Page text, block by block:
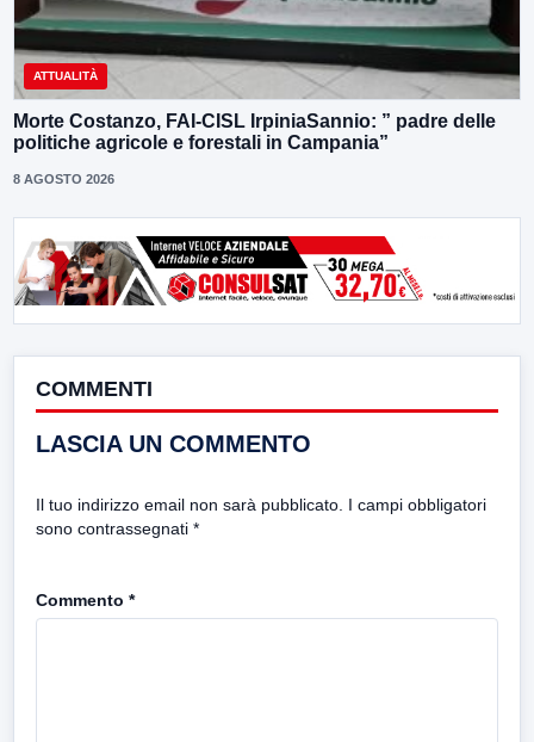
ATTUALITÀ
Morte Costanzo, FAI-CISL IrpiniaSannio: ” padre delle
politiche agricole e forestali in Campania”
8 AGOSTO 2026
COMMENTI
LASCIA UN COMMENTO
Il tuo indirizzo email non sarà pubblicato. I campi obbligatori
sono contrassegnati *
Commento *